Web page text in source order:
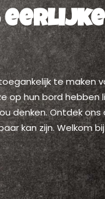
eerlijke
te maken
op hun bord hebben
denken. Ontdek
kan zijn. Welkom